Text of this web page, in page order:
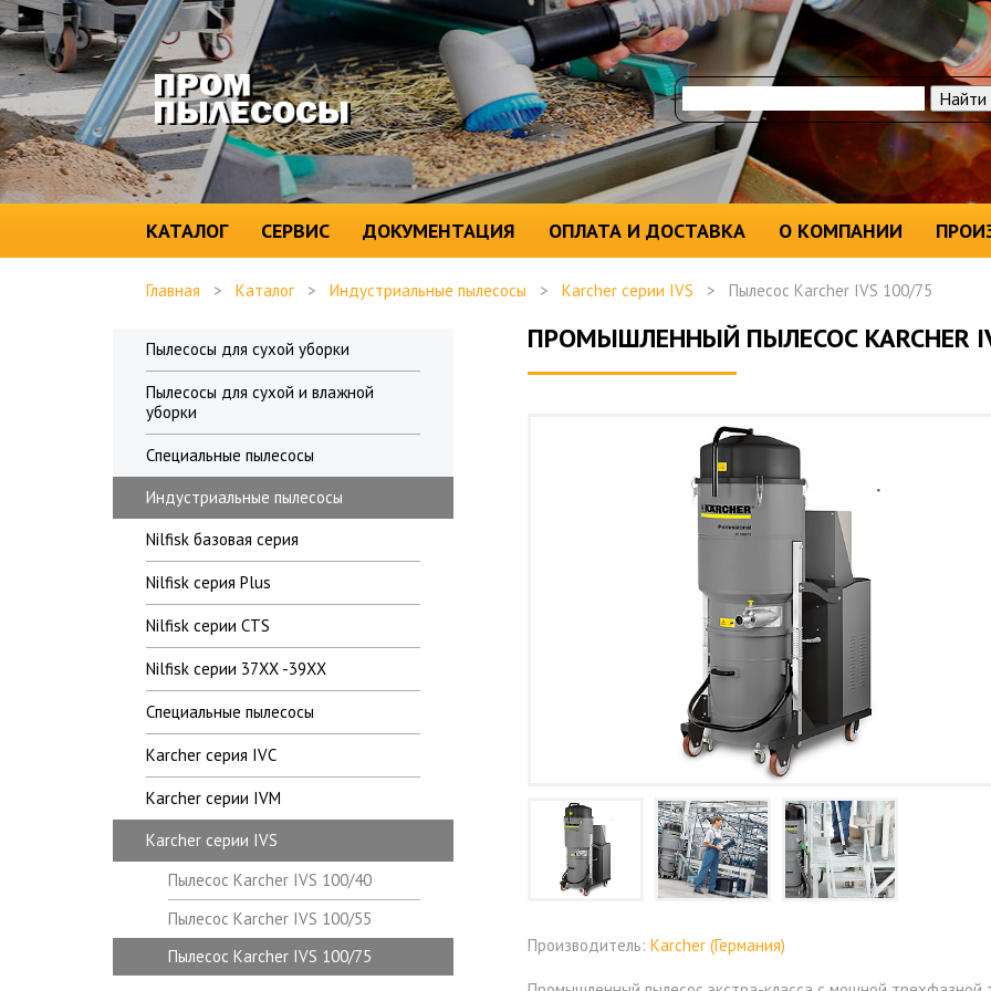
КАТАЛОГ СЕРВИС ДОКУМЕНТАЦИЯ ОПЛАТА И ДОСТАВКА О КОМПАНИИ
Главная > Каталог > Индустриальные пылесосы > Karcher серии IVS > Пылесос Karcher IVS 100/75
Пылесосы для сухой уборки
Пылесосы для сухой и влажной
уборки
Специальные пылесосы
Индустриальные пылесосы
Nilfisk базовая серия
Nilfisk серия Plus
Nilfisk серии CTS
Nilfisk серии 37XX -39XX
Специальные пылесосы
Karcher серия IVC
Karcher серии IVM
Karcher серии IVS
Пылесос Karcher IVS 100/40
Пылесос Karcher IVS 100/55
Пылесос Karcher IVS 100/75
ПРОМЫШЛЕННЫЙ ПЫЛЕСОС KARCHER
Производитель: Karcher (Германия)